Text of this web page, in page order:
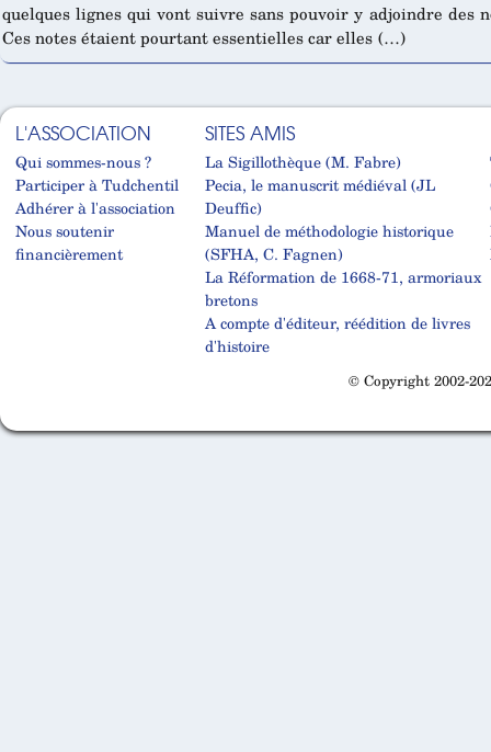
quelques lignes qui vont suivre sans pouvoir y adjoindre des
Ces notes étaient pourtant essentielles car elles (…)
L'ASSOCIATION
Qui sommes-nous ?
Participer à Tudchentil
Adhérer à l'association
Nous soutenir
financièrement
SITES AMIS
La Sigillothèque (M. Fabre)
Pecia, le manuscrit médiéval (JL
Deuffic)
Manuel de méthodologie historique
(SFHA, C. Fagnen)
La Réformation de 1668-71, armoriaux
bretons
A compte d'éditeur, réédition de livres
d'histoire
© Copyright 2002-